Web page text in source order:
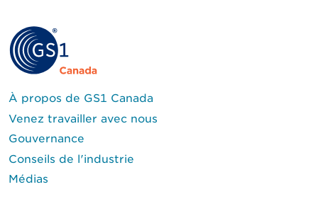
À propos de GS1 Canada
Venez travailler avec nous
Gouvernance
Conseils de l'industrie
Médias